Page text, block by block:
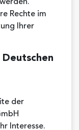
Rechte im
Ihrer
der
Interesse.